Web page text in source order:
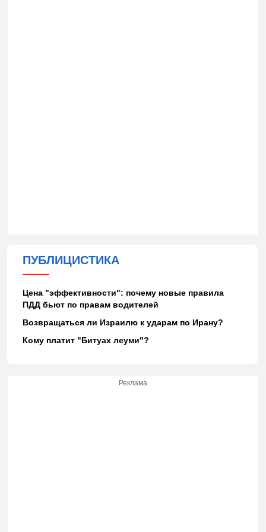
ПУБЛИЦИСТИКА
Цена "эффективности": почему новые правила
ПДД бьют по правам водителей
Возвращаться ли Израилю к ударам по Ирану?
Кому платит "Битуах леуми"?
Реклама